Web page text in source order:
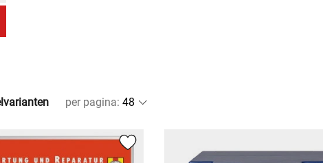
per pagina: